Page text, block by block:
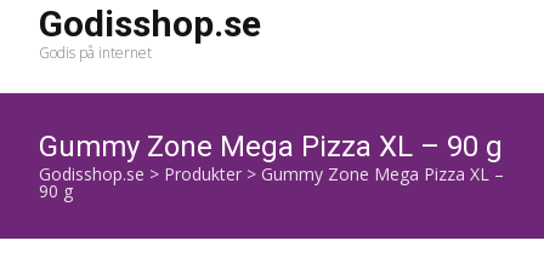
Godisshop.se
Godis på internet
Gummy Zone Mega Pizza XL – 90 g
Godisshop.se > Produkter > Gummy Zone Mega Pizza XL –
90 g